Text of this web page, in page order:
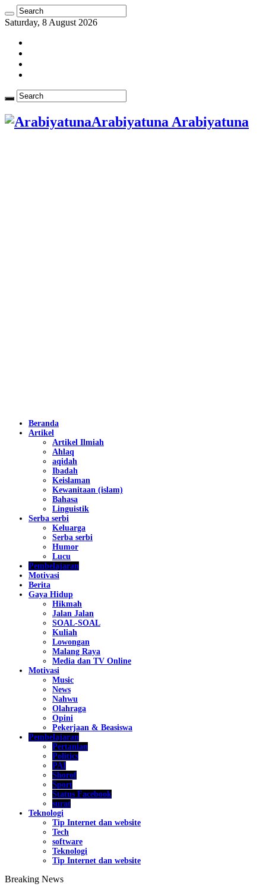
Saturday, 8 August 2026
Arabiyatuna Arabiyatuna
Beranda
Artikel
Artikel Ilmiah
Ahlaq
aqidah
Ibadah
Keislaman
Kewanitaan (islam)
Bahasa
Linguistik
Serba serbi
Keluarga
Serba serbi
Humor
Lucu
Pembelajaran
Motivasi
Berita
Gaya Hidup
Hikmah
Jalan Jalan
SOAL-SOAL
Kuliah
Lowongan
Malang Raya
Media dan TV Online
Motivasi
Music
News
Nahwu
Olahraga
Opini
Pekerjaan & Beasiswa
Pembelajaran
Pertanian
Politics
PAI
Shorof
Sport
Status Facebook
surat
Teknologi
Tip Internet dan website
Tech
software
Teknologi
Tip Internet dan website
Breaking News